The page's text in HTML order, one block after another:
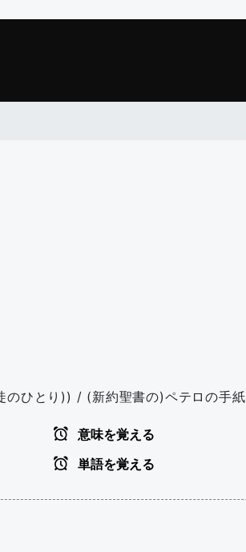
ひとり)) / (新約聖書の)ペテロの手紙
意味を覚える
単語を覚える